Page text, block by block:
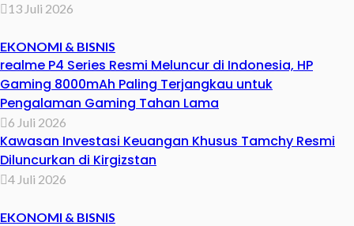
13 Juli 2026
EKONOMI & BISNIS
realme P4 Series Resmi Meluncur di Indonesia, HP
Gaming 8000mAh Paling Terjangkau untuk
Pengalaman Gaming Tahan Lama
6 Juli 2026
Kawasan Investasi Keuangan Khusus Tamchy Resmi
Diluncurkan di Kirgizstan
4 Juli 2026
EKONOMI & BISNIS